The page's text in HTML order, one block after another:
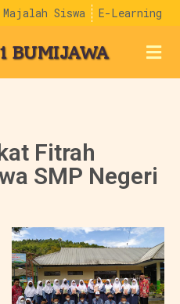
Majalah Siswa E-Learning
BUMIJAWA
Fitrah
SMP Negeri